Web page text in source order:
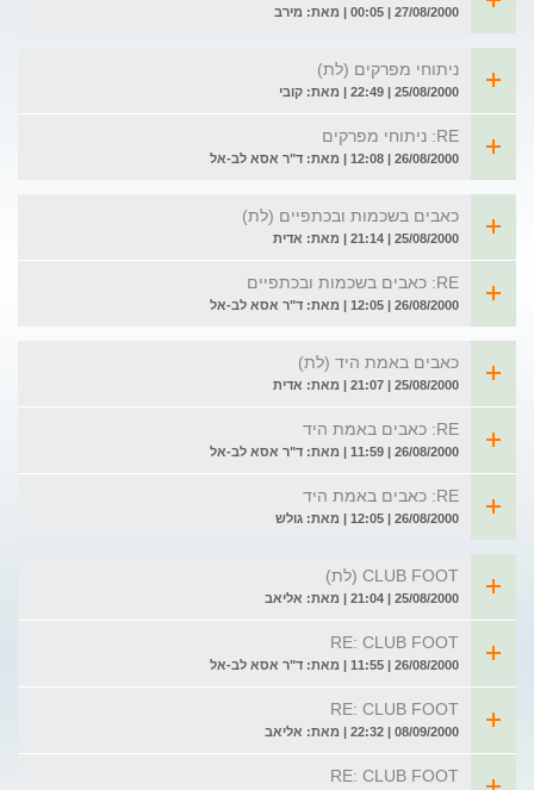
27/08/2000 | 00:05 | מאת: מירב
ניתוחי מפרקים (לת)
25/08/2000 | 22:49 | מאת: קובי
RE: ניתוחי מפרקים
26/08/2000 | 12:08 | מאת: ד"ר אסא לב-אל
כאבים בשכמות ובכתפיים (לת)
25/08/2000 | 21:14 | מאת: אדית
RE: כאבים בשכמות ובכתפיים
26/08/2000 | 12:05 | מאת: ד"ר אסא לב-אל
כאבים באמת היד (לת)
25/08/2000 | 21:07 | מאת: אדית
RE: כאבים באמת היד
26/08/2000 | 11:59 | מאת: ד"ר אסא לב-אל
RE: כאבים באמת היד
26/08/2000 | 12:05 | מאת: גולש
CLUB FOOT (לת)
25/08/2000 | 21:04 | מאת: אליאב
RE: CLUB FOOT
26/08/2000 | 11:55 | מאת: ד"ר אסא לב-אל
RE: CLUB FOOT
08/09/2000 | 22:32 | מאת: אליאב
RE: CLUB FOOT